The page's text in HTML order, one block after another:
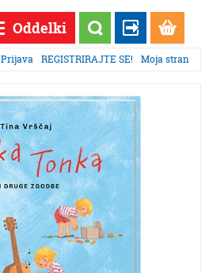
Oddelki
Prijava REGISTRIRAJTE SE! Moja stran